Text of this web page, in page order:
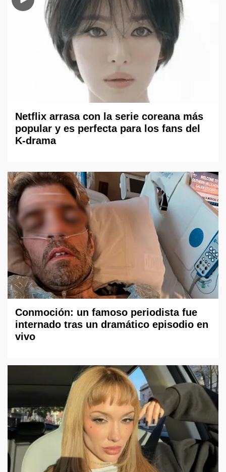
Netflix arrasa con la serie coreana más
popular y es perfecta para los fans del
K-drama
Conmoción: un famoso periodista fue
internado tras un dramático episodio en
vivo